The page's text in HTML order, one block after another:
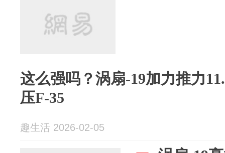
这么强吗？涡扇-19加力推力
压F-35
趣生活 2026-02-05